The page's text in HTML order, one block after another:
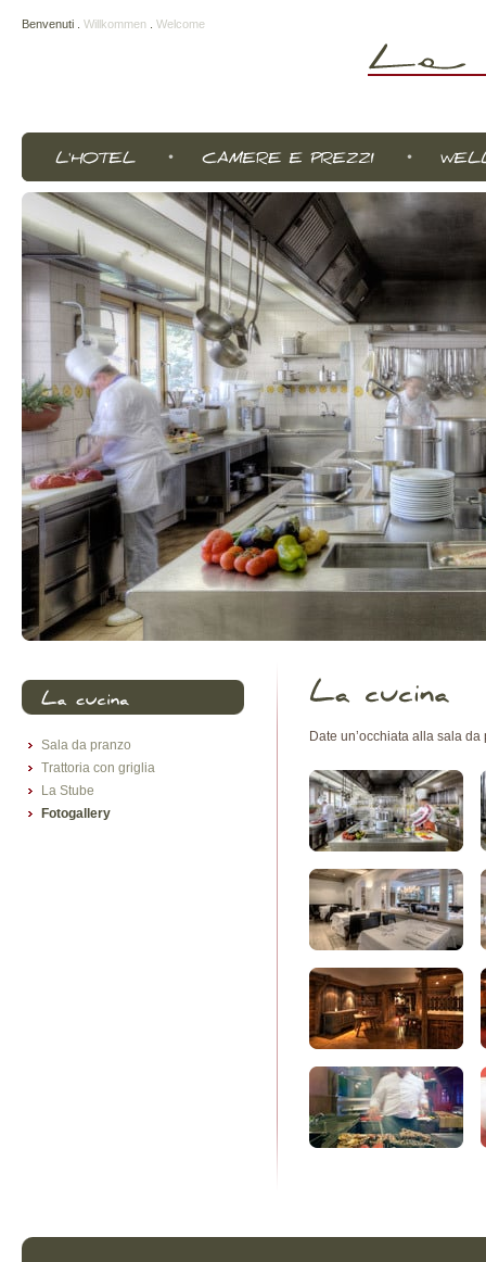
Date un’occhiata alla sala
Sala da pranzo
Trattoria con griglia
La Stube
Fotogallery
Benvenuti Willkommen Welcome